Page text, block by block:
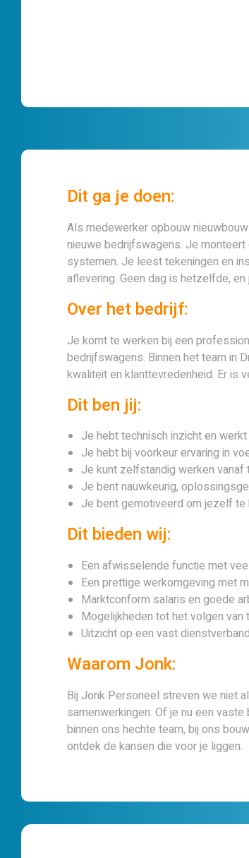
Dit ga je doen:
Als medewerker opbouw
nieuwe bedrijfswagens. Je
systemen. Je leest tekeningen en
aflevering. Geen dag is hetzelfde,
Over het bedrijf:
Je komt te werken bij een
bedrijfswagens. Binnen het team in
kwaliteit en klanttevredenheid. Er is
Dit ben jij:
Je hebt technisch inzicht en
Je hebt bij voorkeur ervaring in
Je kunt zelfstandig werken
Je bent nauwkeurig,
Je bent gemotiveerd om jezelf te
Dit bieden wij:
Een afwisselende functie met
Een prettige werkomgeving met
Marktconform salaris en goede
Mogelijkheden tot het volgen van
Uitzicht op een vast
Waarom Jonk:
Bij Jonk Personeel streven we niet
samenwerkingen. Of je nu een
binnen ons hechte team, bij ons
ontdek de kansen die voor je liggen.